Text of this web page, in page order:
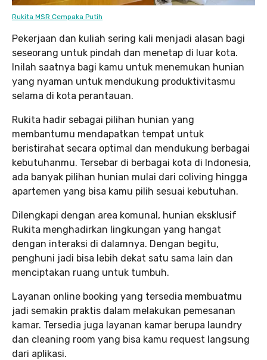
Rukita MSR Cempaka Putih
Pekerjaan dan kuliah sering kali menjadi alasan bagi
seseorang untuk pindah dan menetap di luar kota.
Inilah saatnya bagi kamu untuk menemukan hunian
yang nyaman untuk mendukung produktivitasmu
selama di kota perantauan.
Rukita hadir sebagai pilihan hunian yang
membantumu mendapatkan tempat untuk
beristirahat secara optimal dan mendukung berbagai
kebutuhanmu. Tersebar di berbagai kota di Indonesia,
ada banyak pilihan hunian mulai dari coliving hingga
apartemen yang bisa kamu pilih sesuai kebutuhan.
Dilengkapi dengan area komunal, hunian eksklusif
Rukita menghadirkan lingkungan yang hangat
dengan interaksi di dalamnya. Dengan begitu,
penghuni jadi bisa lebih dekat satu sama lain dan
menciptakan ruang untuk tumbuh.
Layanan online booking yang tersedia membuatmu
jadi semakin praktis dalam melakukan pemesanan
kamar. Tersedia juga layanan kamar berupa laundry
dan cleaning room yang bisa kamu request langsung
dari aplikasi.